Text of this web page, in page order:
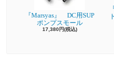
『Marsyas』 DC用SUP
ポンプスモール
17,380円(税込)